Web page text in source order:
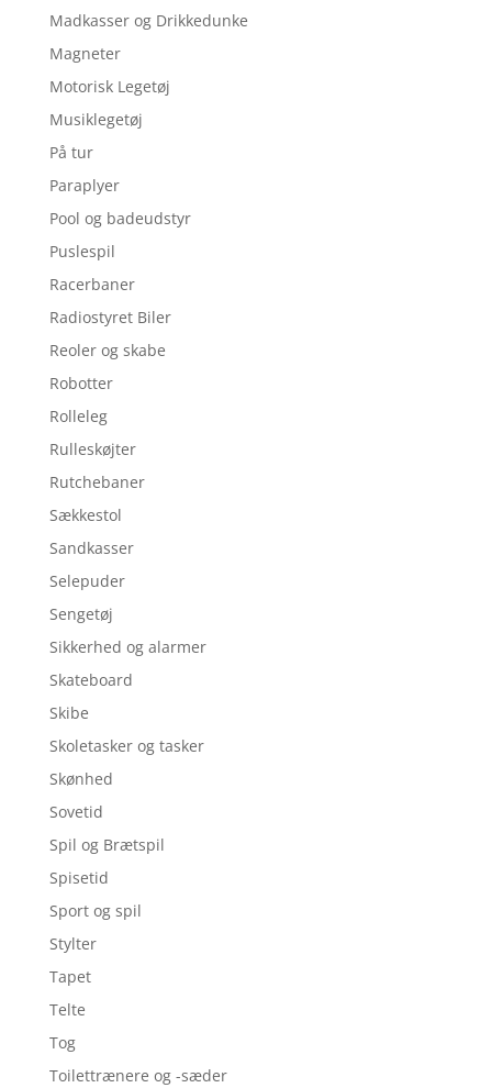
Madkasser og Drikkedunke
Magneter
Motorisk Legetøj
Musiklegetøj
På tur
Paraplyer
Pool og badeudstyr
Puslespil
Racerbaner
Radiostyret Biler
Reoler og skabe
Robotter
Rolleleg
Rulleskøjter
Rutchebaner
Sækkestol
Sandkasser
Selepuder
Sengetøj
Sikkerhed og alarmer
Skateboard
Skibe
Skoletasker og tasker
Skønhed
Sovetid
Spil og Brætspil
Spisetid
Sport og spil
Stylter
Tapet
Telte
Tog
Toilettrænere og -sæder